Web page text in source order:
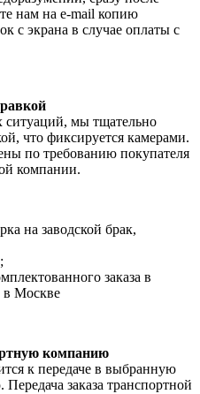
нам на e-mail копию
с экрана в случае оплаты с
мы тщательно
что фиксируется камерами.
по требованию покупателя
компании.
на заводской брак,
заказа в
в Москве
компанию
к передаче в выбранную
заказа транспортной